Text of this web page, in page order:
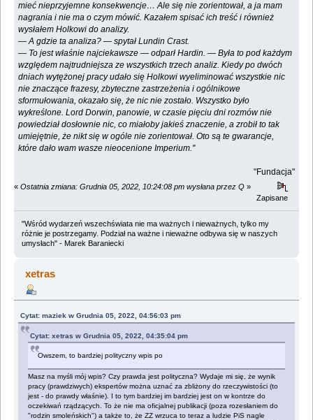
mieć nieprzyjemne konsekwencje… Ale się nie zorientował, a ja mam
nagrania i nie ma o czym mówić. Kazałem spisać ich treść i również
wysłałem Holkowi do analizy.
— A gdzie ta analiza? — spytał Lundin Crast.
— To jest właśnie najciekawsze — odparł Hardin. — Była to pod każdym
względem najtrudniejsza ze wszystkich trzech analiz. Kiedy po dwóch
dniach wytężonej pracy udało się Holkowi wyeliminować wszystkie nic
nie znaczące frazesy, zbyteczne zastrzeżenia i ogólnikowe
sformułowania, okazało się, że nic nie zostało. Wszystko było
wykreślone. Lord Dorwin, panowie, w czasie pięciu dni rozmów nie
powiedział dosłownie nic, co miałoby jakieś znaczenie, a zrobił to tak
umiejętnie, że nikt się w ogóle nie zorientował. Oto są te gwarancje,
które dało wam wasze nieocenione Imperium."
"Fundacja"
« Ostatnia zmiana: Grudnia 05, 2022, 10:24:08 pm wysłana przez Q »
Zapisane
"Wśród wydarzeń wszechświata nie ma ważnych i nieważnych, tylko my
różnie je postrzegamy. Podział na ważne i nieważne odbywa się w naszych
umysłach" - Marek Baraniecki
xetras
Cytat: maziek w Grudnia 05, 2022, 04:56:03 pm
Cytat: xetras w Grudnia 05, 2022, 04:35:04 pm
Owszem, to bardziej polityczny wpis po
Masz na myśli mój wpis? Czy prawda jest polityczna? Wydaje mi się, że wynik
pracy (prawdziwych) ekspertów można uznać za zbliżony do rzeczywistości (to
jest - do prawdy właśnie). I to tym bardziej im bardziej jest on w kontrze do
oczekiwań rządzących. To że nie ma oficjalnej publikacji (poza rozesłaniem do
"rodzin smoleńskich") a także to, że ZZ wrzuca to teraz a ludzie PiS nagle